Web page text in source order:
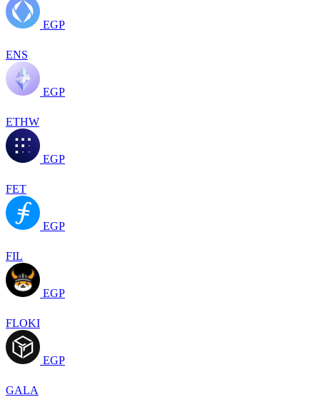
EGP
ENS
EGP
ETHW
EGP
FET
EGP
FIL
EGP
FLOKI
EGP
GALA